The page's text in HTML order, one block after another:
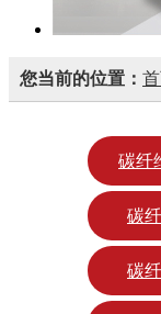
您当前的位置：
碳纤
碳
碳